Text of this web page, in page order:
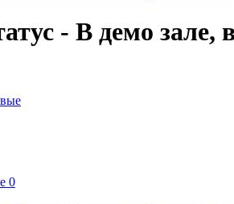
- В демо зале,
0